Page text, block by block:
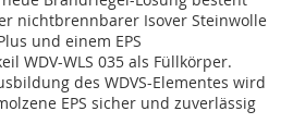
nichtbrennbarer Isover Steinwolle
und einem EPS
WDV-WLS 035 als Füllkörper.
des WDVS-Elementes wird
EPS sicher und zuverlässig